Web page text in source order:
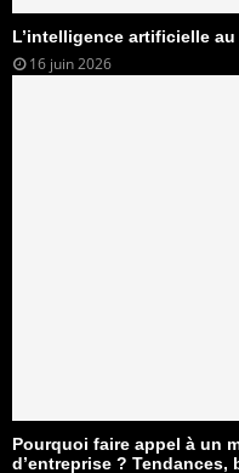
L’intelligence artificielle
16 juin 2026
Pourquoi faire appel à un
d’entreprise ?